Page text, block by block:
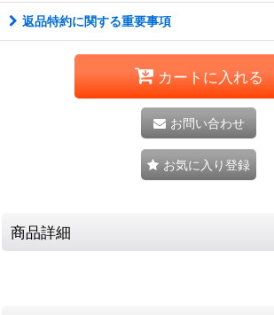
返品特約に関する重要事項
カートに入れる
お問い合わせ
お気に入り登録
商品詳細